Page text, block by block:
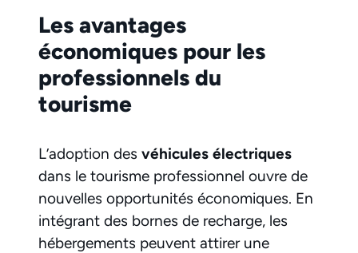
Les avantages
économiques pour les
professionnels du
tourisme
L’adoption des véhicules électriques
dans le tourisme professionnel ouvre de
nouvelles opportunités économiques. En
intégrant des bornes de recharge, les
hébergements peuvent attirer une